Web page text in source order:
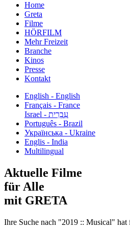
Home
Greta
Filme
HÖRFILM
Mehr Freizeit
Branche
Kinos
Presse
Kontakt
English - English
Français - France
עִבְרִית - Israel
Português - Brazil
Українська - Ukraine
Englis - India
Multilingual
Aktuelle Filme
für Alle
mit GRETA
Ihre Suche nach "2019 :: Musical" hat